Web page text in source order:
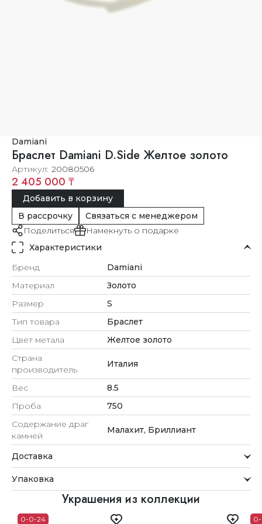
Damiani
Браслет Damiani D.Side Желтое золото
Артикул 20080506
2 405 000 ₸
Добавить в корзину
В рассрочку
Связаться с менеджером
Поделиться
Намекнуть о подарке
Характеристики
Бренд
Damiani
Материал
Золото
Размер
S
Тип товара
Браслет
Цвет метала
Желтое золото
Страна
производитель
Италия
Вес
8.5
Проба
750
Содержание драг
камней
Малахит, Бриллиант
Доставка
Мы стремимся обрабатывать заказы максимально
быстро и доставлять их прямо до вашей двери в
удобное для вас время.
Доставка
Упаковка
Внимание к деталям
Каждое украшение проходит тщательную проверку
Украшения из коллекции
0-0-24